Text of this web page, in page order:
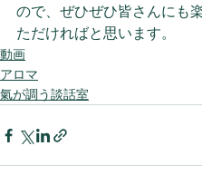
ので、ぜひぜひ皆さんにも
ただければと思います。
動画
アロマ
氣が調う談話室